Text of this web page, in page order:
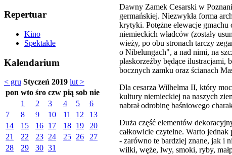
Repertuar
Kino
Spektakle
Kalendarium
< gru Styczeń 2019 lut >
pon wto śro czw pią sob nie
1
2 3 4 5
6
7
8 9 10 11 12
13
14
15 16 17 18 19
20
21
22 23 24 25 26
27
28
29 30 31
Dawny Zamek Cesarski w
germańskiej. Niezwykła forma
krytyki. Potężne elewacje gmachu
niemieckich władców (zostały
wieży, po obu stronach tarczy
o Nibelungach", a nad nimi, na
płaskorzeźby będące
bocznych zamku oraz ścianach
Dla cesarza Wilhelma II, który
kultury niemieckiej na naszych
nabrał odrobinę baśniowego
Duża część elementów
całkowicie czytelne. Warto
- zarówno te bardziej znane, jak i
wilki, węże, lwy, smoki, ryby,